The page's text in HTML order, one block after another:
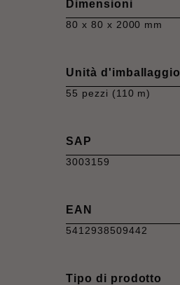
Dimensioni
80 x 80 x 2000 mm
Unità d'imballaggio
55 pezzi (110 m)
SAP
3003159
EAN
5412938509442
Tipo di prodotto